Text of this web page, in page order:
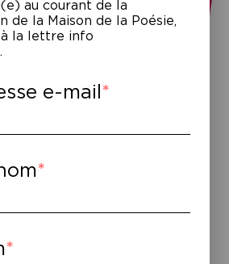
Télérama ·
Télérama ·
· Télérama ·
au courant de la
de la Maison de la Poésie,
à la lettre info
e-mail